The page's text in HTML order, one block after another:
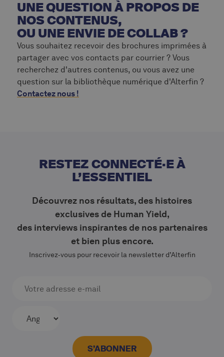
UNE QUESTION À PROPOS DE
NOS CONTENUS,
OU UNE ENVIE DE COLLAB ?
Vous souhaitez recevoir des brochures imprimées à
partager avec vos contacts par courrier ? Vous
recherchez d'autres contenus, ou vous avez une
question sur la bibliothèque numérique d'Alterfin ?
Contactez nous !
RESTEZ CONNECTÉ·E À
L’ESSENTIEL
Découvrez nos résultats, des histoires
exclusives de Human Yield,
des interviews inspirantes de nos partenaires
et bien plus encore.
Inscrivez‑vous pour recevoir la newsletter d’Alterfin